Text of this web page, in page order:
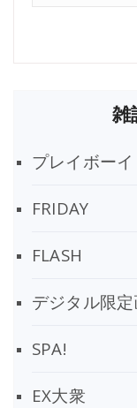
雑
プレイボーイ
FRIDAY
FLASH
デジタル限
SPA!
EX大衆